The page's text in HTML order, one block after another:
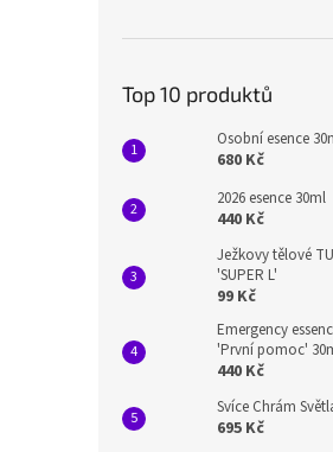
Top 10 produktů
Osobní esence
680 Kč
2026 esence 30ml
440 Kč
Ježkovy tělové
'SUPER L'
99 Kč
Emergency
'První pomoc'
440 Kč
Svíce Chrám
695 Kč